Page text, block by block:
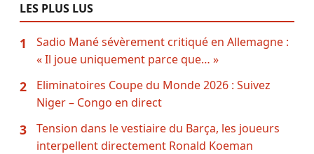
LES PLUS LUS
1
Sadio Mané sévèrement critiqué en Allemagne :
« Il joue uniquement parce que… »
2
Eliminatoires Coupe du Monde 2026 : Suivez
Niger – Congo en direct
3
Tension dans le vestiaire du Barça, les joueurs
interpellent directement Ronald Koeman